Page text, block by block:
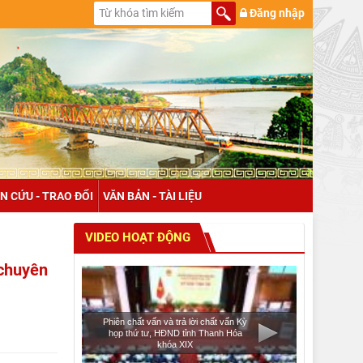
Đăng nhập
CỨU - TRAO ĐỔI VĂN BẢN - TÀI LIỆU
VIDEO HOẠT ĐỘNG
Phiên chất vấn và trả lời chất vấn Kỳ
họp thứ tư, HĐND tỉnh Thanh Hóa
khóa XIX